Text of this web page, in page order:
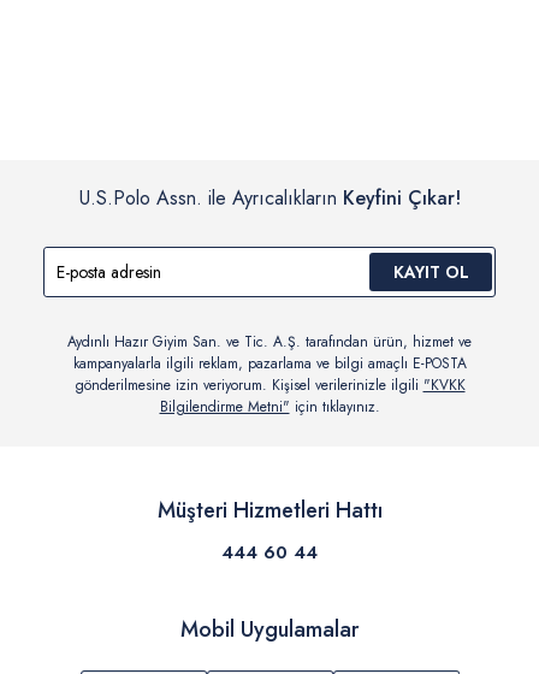
U.S.Polo Assn. ile Ayrıcalıkların Keyfini Çıkar!
KAYIT OL
Aydınlı Hazır Giyim San. ve Tic. A.Ş. tarafından ürün, hizmet ve
kampanyalarla ilgili reklam, pazarlama ve bilgi amaçlı E-POSTA
gönderilmesine izin veriyorum. Kişisel verilerinizle ilgili "KVKK
Bilgilendirme Metni" için tıklayınız.
Müşteri Hizmetleri Hattı
444 60 44
Mobil Uygulamalar